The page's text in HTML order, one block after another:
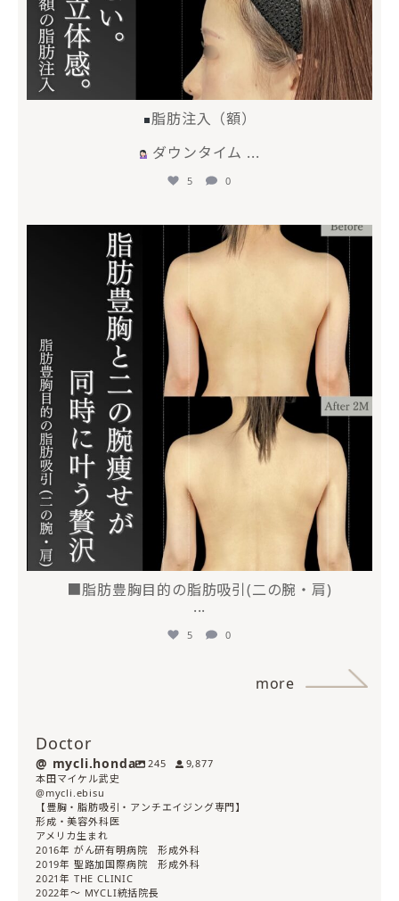
脂肪注入（額）
ダウンタイム ...
5 0
mycli.ebisu
4月 28
■脂肪豊胸目的の脂肪吸引(二の腕・肩)
...
5 0
more
Doctor
mycli.honda 245
9,877
本田マイケル武史
@mycli.ebisu
【豊胸・脂肪吸引・アンチエイジング専門】
形成・美容外科医
アメリカ生まれ
2016年 がん研有明病院 形成外科
2019年 聖路加国際病院 形成外科
2021年 THE CLINIC
2022年〜 MYCLI統括院長